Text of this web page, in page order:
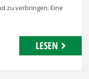
zu verbringen. Eine
LESEN